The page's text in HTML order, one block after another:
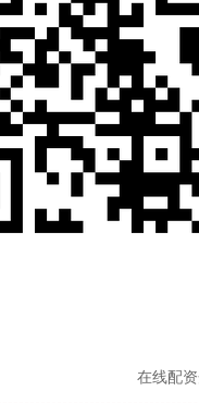
在线配